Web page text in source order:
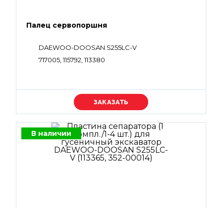
Палец сервопоршня
DAEWOO-DOOSAN S255LC-V
717005, 115792, 113380
Уточняйте цену
В наличии